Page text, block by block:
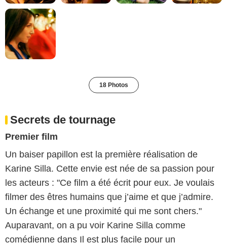
18 Photos
Secrets de tournage
Premier film
Un baiser papillon est la première réalisation de
Karine Silla. Cette envie est née de sa passion pour
les acteurs : "Ce film a été écrit pour eux. Je voulais
filmer des êtres humains que j’aime et que j’admire.
Un échange et une proximité qui me sont chers."
Auparavant, on a pu voir Karine Silla comme
comédienne dans Il est plus facile pour un